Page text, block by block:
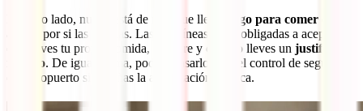
Por otro lado, nunca está de más que lleves
algo para comer en el
, por si las moscas. Las aerolíneas están obligadas a aceptar
que lleves tu propia comida, siempre y cuando lleves un justificante
médico. De igual forma, podrás pasarlos por el control de seguridad
del aeropuerto si enseñas la autorización médica.